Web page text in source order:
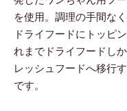
を使用。調理の手間な
ドライフードにトッピ
れまでドライフードし
レッシュフードへ移行
です。